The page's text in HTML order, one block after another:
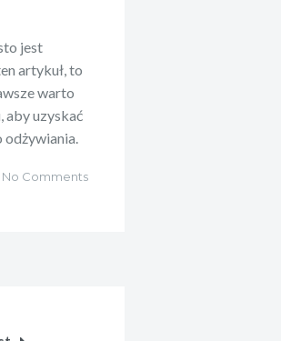
jest
artykuł, to
warto
aby uzyskać
odżywiania.
No Comments